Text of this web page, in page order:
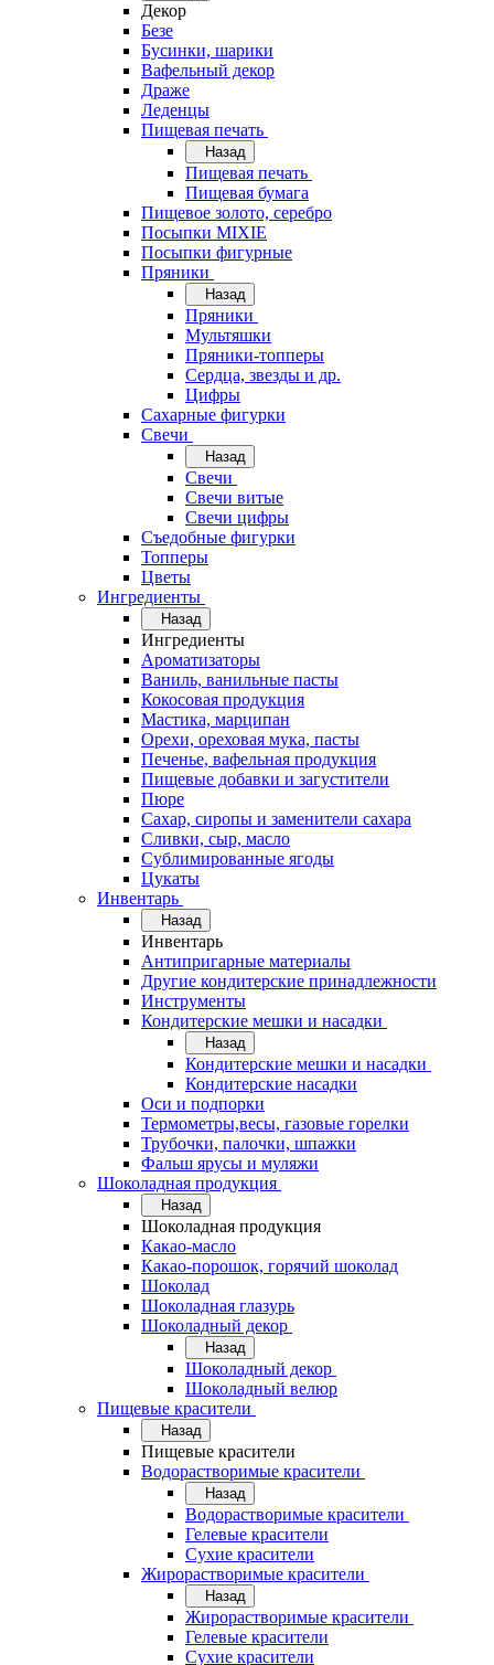
Декор
Безе
Бусинки, шарики
Вафельный декор
Драже
Леденцы
Пищевая печать
Назад
Пищевая печать
Пищевая бумага
Пищевое золото, серебро
Посыпки MIXIE
Посыпки фигурные
Пряники
Назад
Пряники
Мультяшки
Пряники-топперы
Сердца, звезды и др.
Цифры
Сахарные фигурки
Свечи
Назад
Свечи
Свечи витые
Свечи цифры
Съедобные фигурки
Топперы
Цветы
Ингредиенты
Назад
Ингредиенты
Ароматизаторы
Ваниль, ванильные пасты
Кокосовая продукция
Мастика, марципан
Орехи, ореховая мука, пасты
Печенье, вафельная продукция
Пищевые добавки и загустители
Пюре
Сахар, сиропы и заменители сахара
Сливки, сыр, масло
Сублимированные ягоды
Цукаты
Инвентарь
Назад
Инвентарь
Антипригарные материалы
Другие кондитерские принадлежности
Инструменты
Кондитерские мешки и насадки
Назад
Кондитерские мешки и насадки
Кондитерские насадки
Оси и подпорки
Термометры,весы, газовые горелки
Трубочки, палочки, шпажки
Фальш ярусы и муляжи
Шоколадная продукция
Назад
Шоколадная продукция
Какао-масло
Какао-порошок, горячий шоколад
Шоколад
Шоколадная глазурь
Шоколадный декор
Назад
Шоколадный декор
Шоколадный велюр
Пищевые красители
Назад
Пищевые красители
Водорастворимые красители
Назад
Водорастворимые красители
Гелевые красители
Сухие красители
Жирорастворимые красители
Назад
Жирорастворимые красители
Гелевые красители
Сухие красители